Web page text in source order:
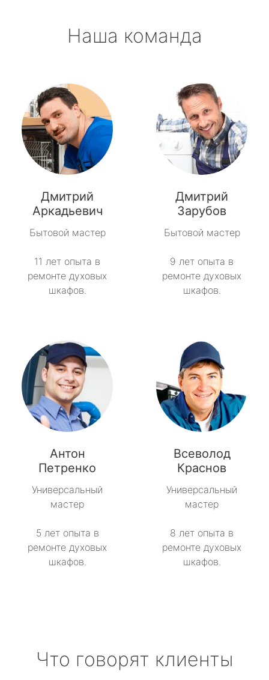
Наша команда
Дмитрий
Аркадьевич
Бытовой мастер
11 лет опыта в
ремонте духовых
шкафов.
Дмитрий
Зарубов
Бытовой мастер
9 лет опыта в
ремонте духовых
шкафов.
Антон
Петренко
Универсальный
мастер
5 лет опыта в
ремонте духовых
шкафов.
Всеволод
Краснов
Универсальный
мастер
8 лет опыта в
ремонте духовых
шкафов.
Что говорят клиенты